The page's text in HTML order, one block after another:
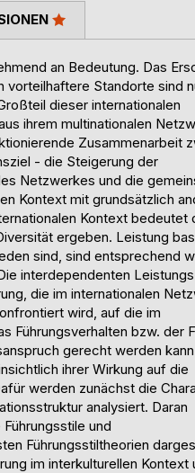
an Bedeutung. Das
Standorte sind
dieser internationalen
ihrem multinationalen
Zusammenarbeit
- die Steigerung der
Netzwerkes und die
Kontext mit grundsätzlich
Kontext bedeutet
ergeben. Leistung
sind, sind entsprechend
interdependenten
die im internationalen
wird, auf die im
Führungsverhalten bzw. der
gerecht werden
ihrer Wirkung auf die
werden zunächst die
analysiert. Daran
und
Führungsstiltheorien
im interkulturellen Kontext